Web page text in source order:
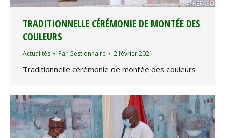
TRADITIONNELLE CÉRÉMONIE DE MONTÉE DES
COULEURS
Actualités Par Gestionnaire 2 février 2021
Traditionnelle cérémonie de montée des couleurs